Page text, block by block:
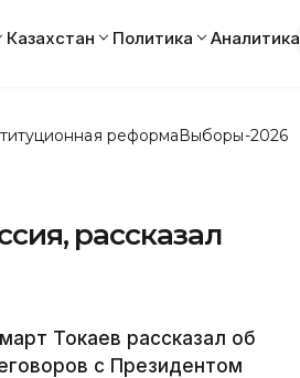
Казахстан Политика Аналитика
реформаВыборы-2026
рассказал
Токаев рассказал об
с Президентом